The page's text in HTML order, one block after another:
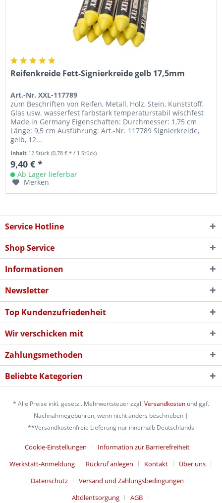
Reifenkreide Fett-Signierkreide gelb 17,5mm
Art.-Nr. XXL-117789
zum Beschriften von Reifen, Metall, Holz, Stein, Kunststoff,
Glas usw. wasserfest farbstark temperaturstabil wischfest
Made in Germany Eigenschaften: Durchmesser: 1,75 cm
Länge: 9,5 cm Ausführung: Art.-Nr. 117789 Signierkreide,
gelb, 12...
Inhalt 12 Stück(0,78 € * / 1 Stück)
9,40 € *
Ab Lager lieferbar
Merken
Service Hotline
Shop Service
Informationen
Newsletter
Top Kundenzufriedenheit
Wir verschicken mit
Zahlungsmethoden
Beliebte Kategorien
* Alle Preise inkl. gesetzl. Mehrwertsteuer zzgl.Versandkosten und ggf.
Nachnahmegebühren, wenn nicht anders beschrieben |
**Versandkostenfreie Lieferung nur innerhalb Deutschlands
Cookie-Einstellungen
Information zur Barrierefreiheit
Werkstatt-Anmeldung
Rückruf anlegen Kontakt
Über uns
Datenschutz
Versand und Zahlungsbedingungen
Altölentsorgung
AGB